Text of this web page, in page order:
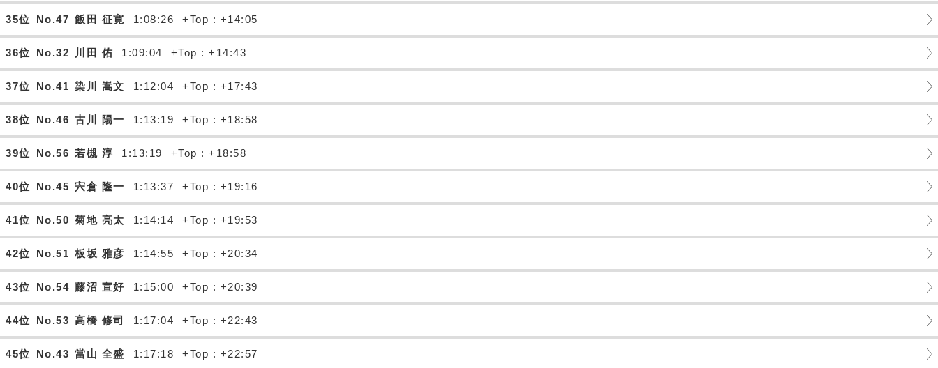
35位 No.47 飯田 征寛 1:08:26 +Top : +14:05
36位 No.32 川田 佑 1:09:04 +Top : +14:43
37位 No.41 染川 嵩文 1:12:04 +Top : +17:43
38位 No.46 古川 陽一 1:13:19 +Top : +18:58
39位 No.56 若槻 淳 1:13:19 +Top : +18:58
40位 No.45 宍倉 隆一 1:13:37 +Top : +19:16
41位 No.50 菊地 亮太 1:14:14 +Top : +19:53
42位 No.51 板坂 雅彦 1:14:55 +Top : +20:34
43位 No.54 藤沼 宣好 1:15:00 +Top : +20:39
44位 No.53 高橋 修司 1:17:04 +Top : +22:43
45位 No.43 當山 全盛 1:17:18 +Top : +22:57